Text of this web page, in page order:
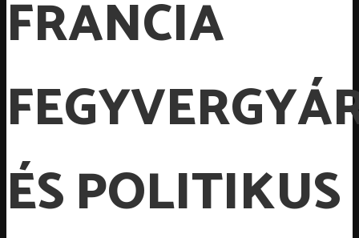
FRANCIA
ÉS POLITIKUS